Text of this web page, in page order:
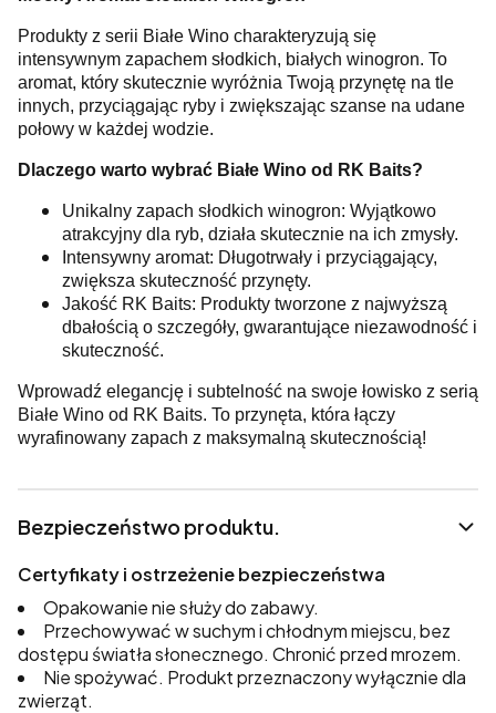
Produkty z serii Białe Wino charakteryzują się
intensywnym zapachem słodkich, białych winogron. To
aromat, który skutecznie wyróżnia Twoją przynętę na tle
innych, przyciągając ryby i zwiększając szanse na udane
połowy w każdej wodzie.
Dlaczego warto wybrać Białe Wino od RK Baits?
Unikalny zapach słodkich winogron: Wyjątkowo
atrakcyjny dla ryb, działa skutecznie na ich zmysły.
Intensywny aromat: Długotrwały i przyciągający,
zwiększa skuteczność przynęty.
Jakość RK Baits: Produkty tworzone z najwyższą
dbałością o szczegóły, gwarantujące niezawodność i
skuteczność.
Wprowadź elegancję i subtelność na swoje łowisko z serią
Białe Wino od RK Baits. To przynęta, która łączy
wyrafinowany zapach z maksymalną skutecznością!
Bezpieczeństwo produktu.
Certyfikaty i ostrzeżenie bezpieczeństwa
Opakowanie nie służy do zabawy.
Przechowywać w suchym i chłodnym miejscu, bez
dostępu światła słonecznego. Chronić przed mrozem.
Nie spożywać. Produkt przeznaczony wyłącznie dla
zwierząt.